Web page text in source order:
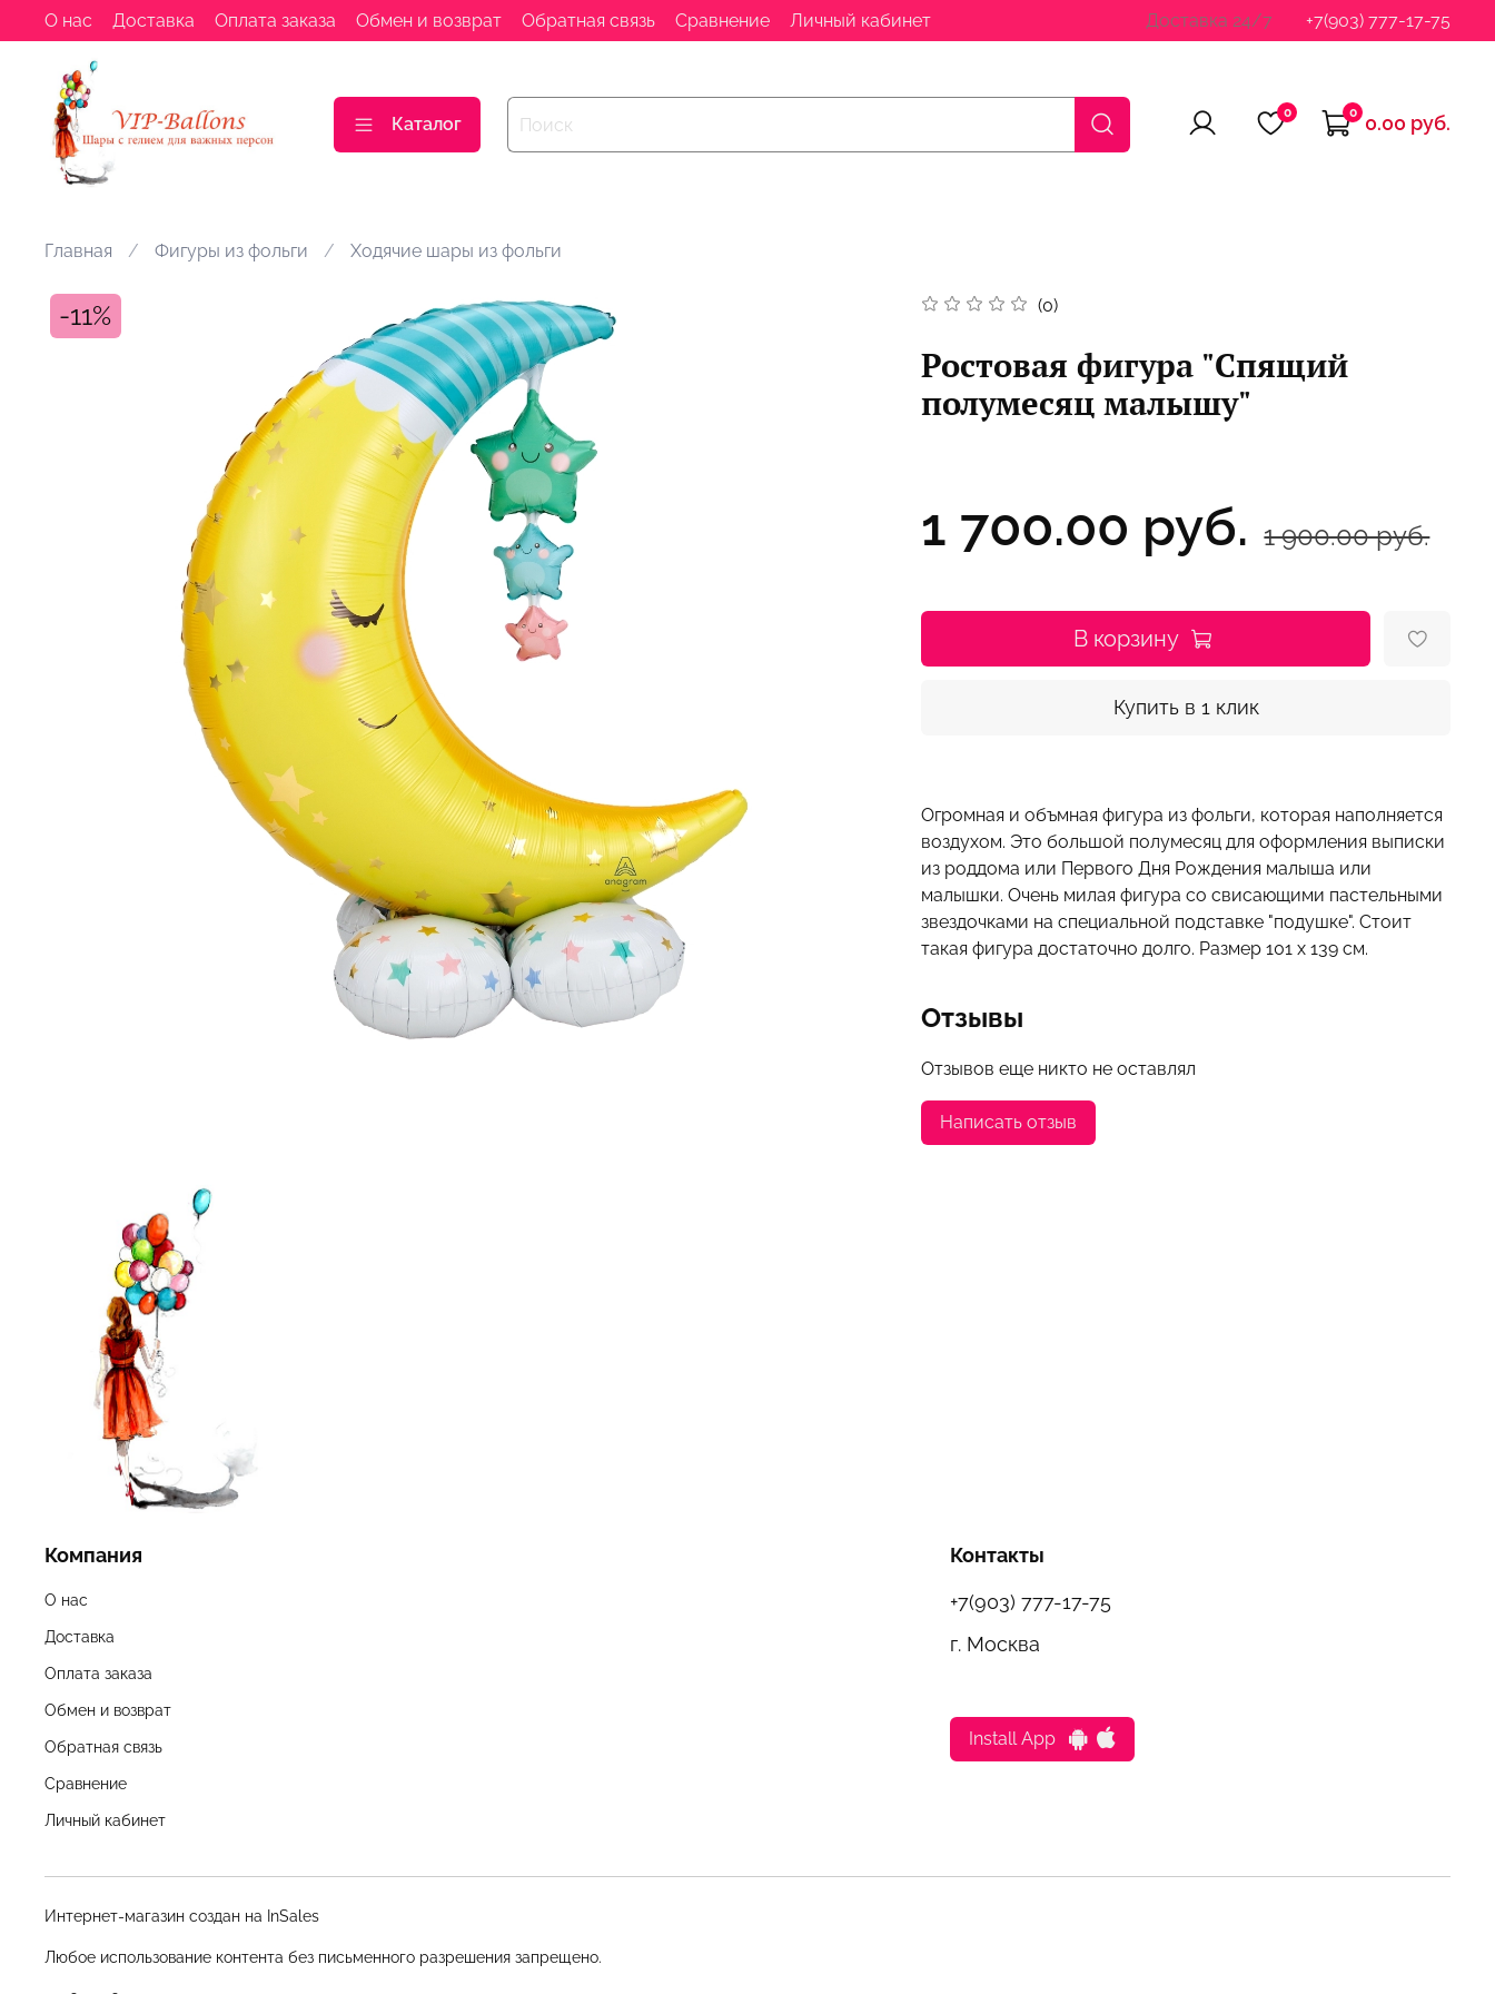
О нас Доставка Оплата заказа Обмен и возврат Обратная связь Сравнение Личный кабинет Доставка 24/7 +7(903) 777-17-75
Каталог
0 0 0.00 руб.
Главная Фигуры из фольги Ходячие шары из фольги
-11% (0)
Ростовая фигура "Спящий
полумесяц малышу"
1 700.00 руб. 1 900.00 руб.
В корзину
Купить в 1 клик
Огромная и объмная фигура из фольги, которая наполняется
воздухом. Это большой полумесяц для оформления выписки
из роддома или Первого Дня Рождения малыша или
малышки. Очень милая фигура со свисающими пастельными
звездочками на специальной подставке "подушке". Стоит
такая фигура достаточно долго. Размер 101 х 139 см.
Отзывы
Отзывов еще никто не оставлял
Написать отзыв
Компания
О нас
Доставка
Оплата заказа
Обмен и возврат
Обратная связь
Сравнение
Личный кабинет
Контакты
+7(903) 777-17-75
г. Москва
Install App
Интернет-магазин создан на InSales
Любое использование контента без письменного разрешения запрещено.